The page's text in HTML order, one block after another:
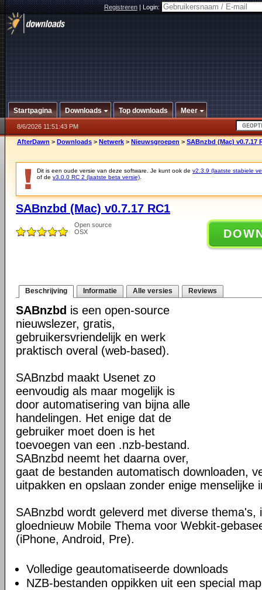
Registreren|Login:
Startpagina Downloads Top downloads Meer
8/6/2026 11:51:43 PM
AfterDawn > Downloads > Netwerk > Nieuwsgroepen > SABnzbd (Mac) v0.7.17
Dit is een oude versie van deze software. Je kunt ook de v2.3.9 (laatste stabiele
of de v3.0.0 RC 2 (laatste beta versie)
SABnzbd (Mac) v0.7.17 RC1
Open source
OSX
Beschrijving Informatie Alle versies Reviews
SABnzbd is een open-source
nieuwslezer, gratis,
gebruikersvriendelijk en werk
praktisch overal (web-based).
SABnzbd maakt Usenet zo
eenvoudig als maar mogelijk is
door automatisering van bijna alle
handelingen. Het enige dat de
gebruiker moet doen is het
toevoegen van een .nzb-bestand.
SABnzbd neemt het daarna over,
gaat de bestanden automatisch downloaden,
uitpakken en opslaan zonder enige menselijke
SABnzbd wordt geleverd met diverse thema's,
gloednieuw Mobile Thema voor Webkit-
(iPhone, Android, Pre).
Volledige geautomatiseerde downloads
NZB-bestanden oppikken uit een special map